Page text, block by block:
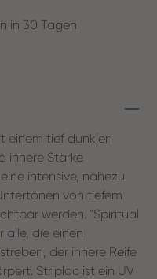
in 30 Tagen
einem tief dunklen
innere Stärke
intensive, nahezu
von tiefem
werden. "Spiritual
alle, die einen
der innere Reife
Striplac ist ein UV